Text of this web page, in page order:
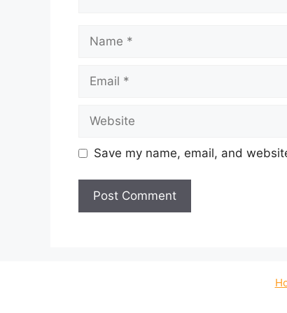
Save my name, email, and